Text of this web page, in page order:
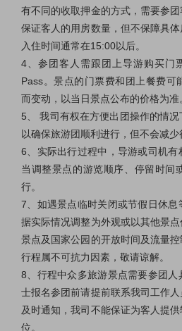
有不同的收取押金的方式，需要参团
保证客人的用房数量，但不保障具
入住时间通常在15:00以后。
4、参团客人需跟团上导游购买门
Pass。景点的门票费和团上餐费可
而变动，以当日景点公布的价格为准
5、 我司有权在方便出团操作的情
以确保旅游团顺利进行，但不会减少
6、实际出行过程中，导游或司机
当调整景点的游览顺序、停留时间
行。
7、如遇景点临时关闭或节假日休
据实际情况调整为外观或以其他景
景点及国家公园的开放时间及流量
行程属不可抗力因素，敬请谅解。
8、行程中众多旅游景点需要参团人
士报名参团前请提前联系我司工作
及时通知，我司不能保证为客人提
位。